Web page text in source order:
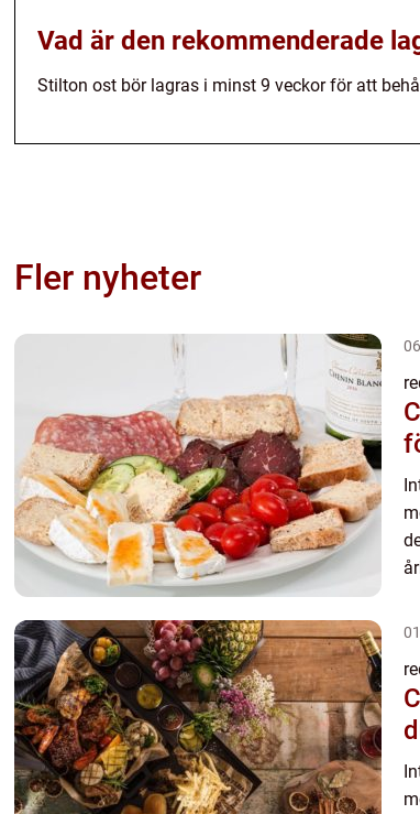
Vad är den rekommenderade
Stilton ost bör lagras i minst 9 veckor för att
Fler nyheter